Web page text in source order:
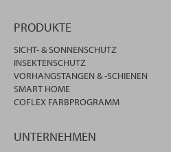
PRODUKTE
SICHT- & SONNENSCHUTZ
INSEKTENSCHUTZ
VORHANGSTANGEN & -SCHIENEN
SMART HOME
COFLEX FARBPROGRAMM
UNTERNEHMEN